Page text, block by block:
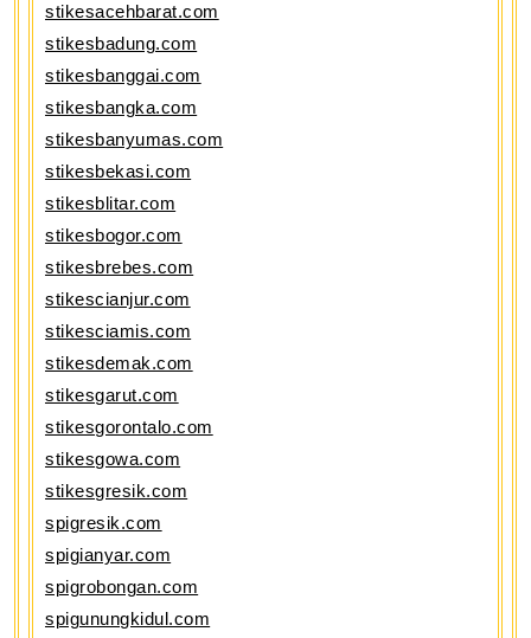
stikesacehbarat.com
stikesbadung.com
stikesbanggai.com
stikesbangka.com
stikesbanyumas.com
stikesbekasi.com
stikesblitar.com
stikesbogor.com
stikesbrebes.com
stikescianjur.com
stikesciamis.com
stikesdemak.com
stikesgarut.com
stikesgorontalo.com
stikesgowa.com
stikesgresik.com
spigresik.com
spigianyar.com
spigrobongan.com
spigunungkidul.com